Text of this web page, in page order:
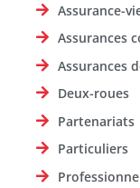
Assurance-
Assurances
Assurances
Deux-roues
Partenariats
Particuliers